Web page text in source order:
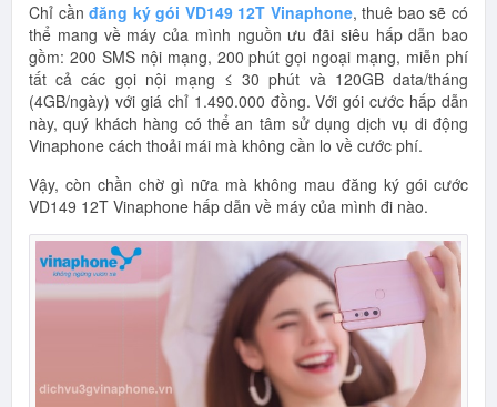
Chỉ cầnđăng ký gói VD149 12T Vinaphone, thuê bao sẽ có
thể mang về máy của mình nguồn ưu đãi siêu hấp dẫn bao
gồm: 200 SMS nội mạng, 200 phút gọi ngoại mạng, miễn phí
tất cả các gọi nội mạng ≤ 30 phút và 120GB data/tháng
(4GB/ngày) với giá chỉ 1.490.000 đồng. Với gói cước hấp dẫn
này, quý khách hàng có thể an tâm sử dụng dịch vụ di động
Vinaphone cách thoải mái mà không cần lo về cước phí.
Vậy, còn chần chờ gì nữa mà không mau đăng ký gói cước
VD149 12T Vinaphone hấp dẫn về máy của mình đi nào.